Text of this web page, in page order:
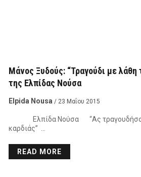
Μάνος Ξυδούς: “Τραγούδι με λάθη
της Ελπίδας Νούσα
Elpida Nousa / 23 Μαΐου 2015
Ελπίδα Νούσα “Ας
καρδιάς” …
READ MORE